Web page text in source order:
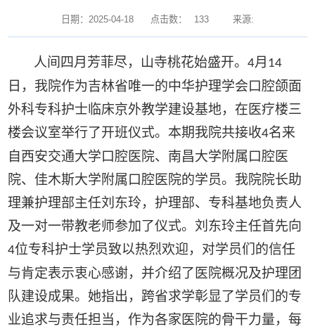
日期：2025-04-18 点击数： 133 来源:
人间四月芳菲尽，山寺桃花始盛开。4月 14
日，我院作为吉林省唯一的中华护理学会口腔颌面
外科专科护士临床京外教学建设基地，在医疗楼三
楼会议室举行了开班仪式。本期我院共接收4名来
自西安交通大学口腔医院、南昌大学附属口腔医
院、佳木斯大学附属口腔医院的学员。我院院长助
理兼护理部主任刘东玲，护理部、专科基地负责人
及一对一带教老师参加了仪式。刘东玲主任首先向
4位专科护士学员致以热烈欢迎，对学员们的信任
与肯定表示衷心感谢，并介绍了医院概况及护理团
队建设成果。她指出，跨省求学彰显了学员们的专
业追求与责任担当，作为各家医院的骨干力量，每